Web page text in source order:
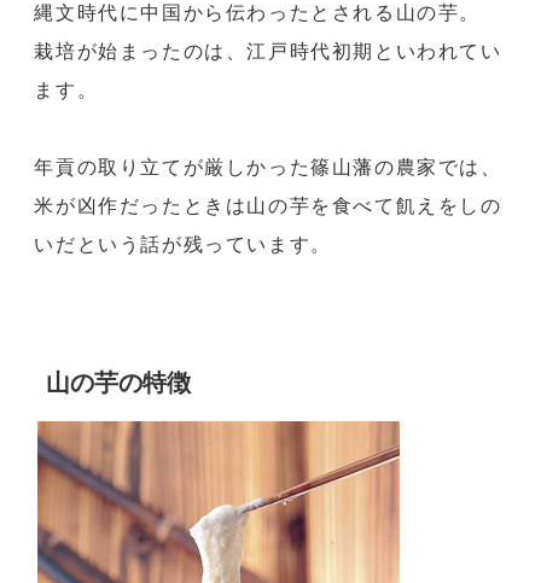
縄文時代に中国から伝わったとされる山の芋。
栽培が始まったのは、江戸時代初期といわれてい
ます。
年貢の取り立てが厳しかった篠山藩の農家では、
米が凶作だったときは山の芋を食べて飢えをしの
いだという話が残っています。
山の芋の特徴